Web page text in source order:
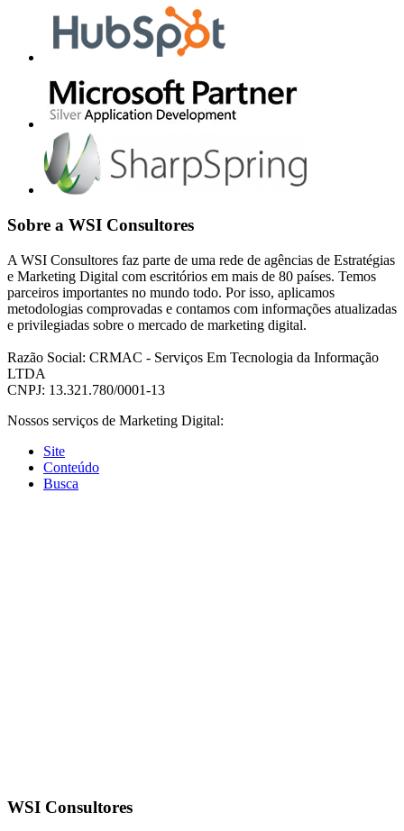
Sobre a WSI Consultores
A WSI Consultores faz parte de uma rede de agências de Estratégias
e Marketing Digital com escritórios em mais de 80 países. Temos
parceiros importantes no mundo todo. Por isso, aplicamos
metodologias comprovadas e contamos com informações atualizadas
e privilegiadas sobre o mercado de marketing digital.
Razão Social: CRMAC - Serviços Em Tecnologia da Informação
LTDA
CNPJ: 13.321.780/0001-13
Nossos serviços de Marketing Digital:
Site
Conteúdo
Busca
WSI Consultores